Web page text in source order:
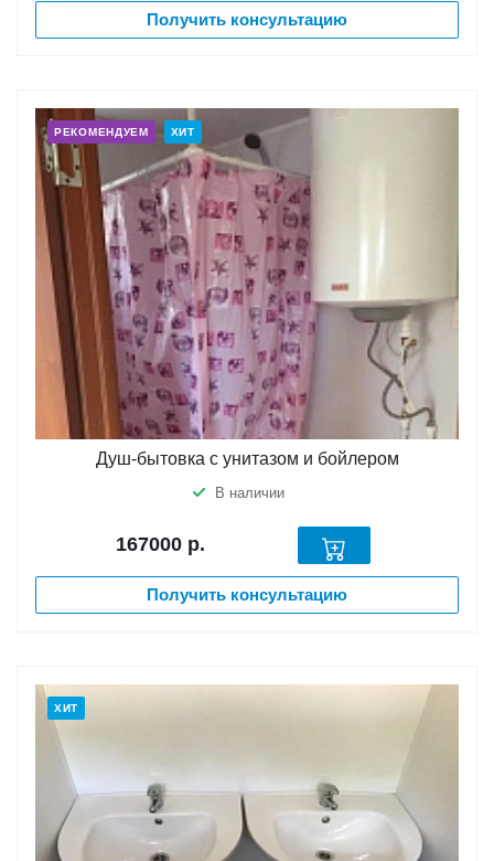
Получить консультацию
РЕКОМЕНДУЕМ ХИТ
Душ-бытовка с унитазом и бойлером
В наличии
167000 р.
Получить консультацию
ХИТ